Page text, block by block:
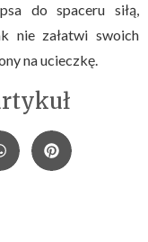
do spaceru siłą,
nie załatwi swoich
na ucieczkę.